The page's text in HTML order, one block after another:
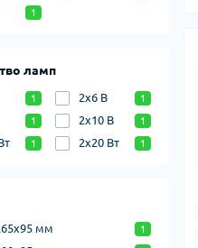
1
ламп
1 2х6 В 1
1 2х10 В 1
1 2х20 Вт 1
мм 1